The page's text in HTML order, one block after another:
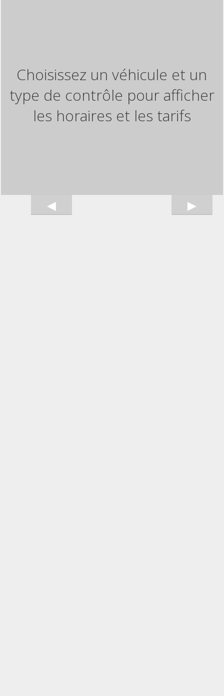
Choisissez un véhicule et un
type de contrôle pour afficher
les horaires et les tarifs